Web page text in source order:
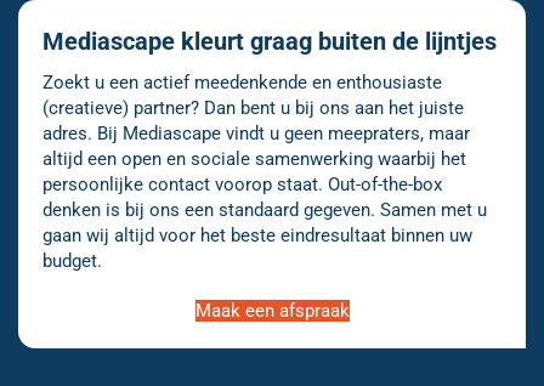
Mediascape kleurt graag buiten de lijntjes
Zoekt u een actief meedenkende en enthousiaste
(creatieve) partner? Dan bent u bij ons aan het juiste
adres. Bij Mediascape vindt u geen meepraters, maar
altijd een open en sociale samenwerking waarbij het
persoonlijke contact voorop staat. Out-of-the-box
denken is bij ons een standaard gegeven. Samen met u
gaan wij altijd voor het beste eindresultaat binnen uw
budget.
Maak een afspraak